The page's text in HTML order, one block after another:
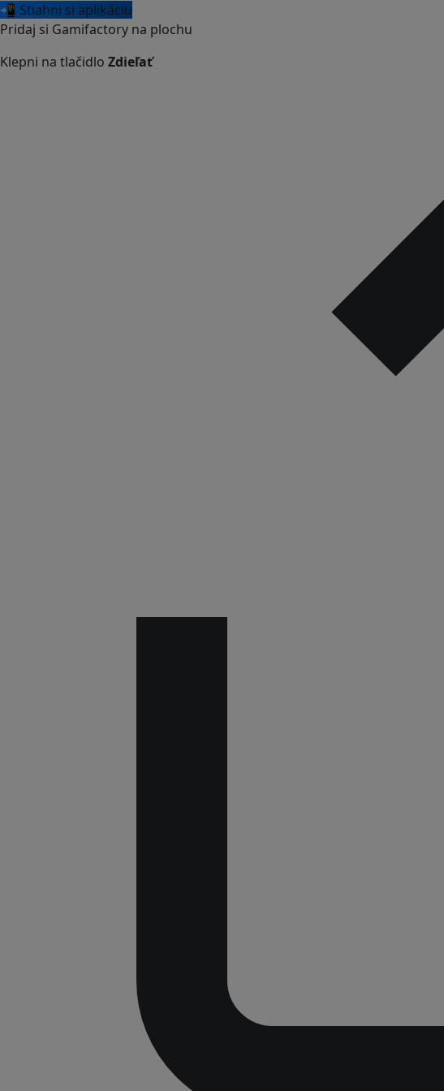
📲 Stiahni si aplikáciu
Pridaj si Gamifactory na plochu
Klepni na tlačidlo Zdieľať